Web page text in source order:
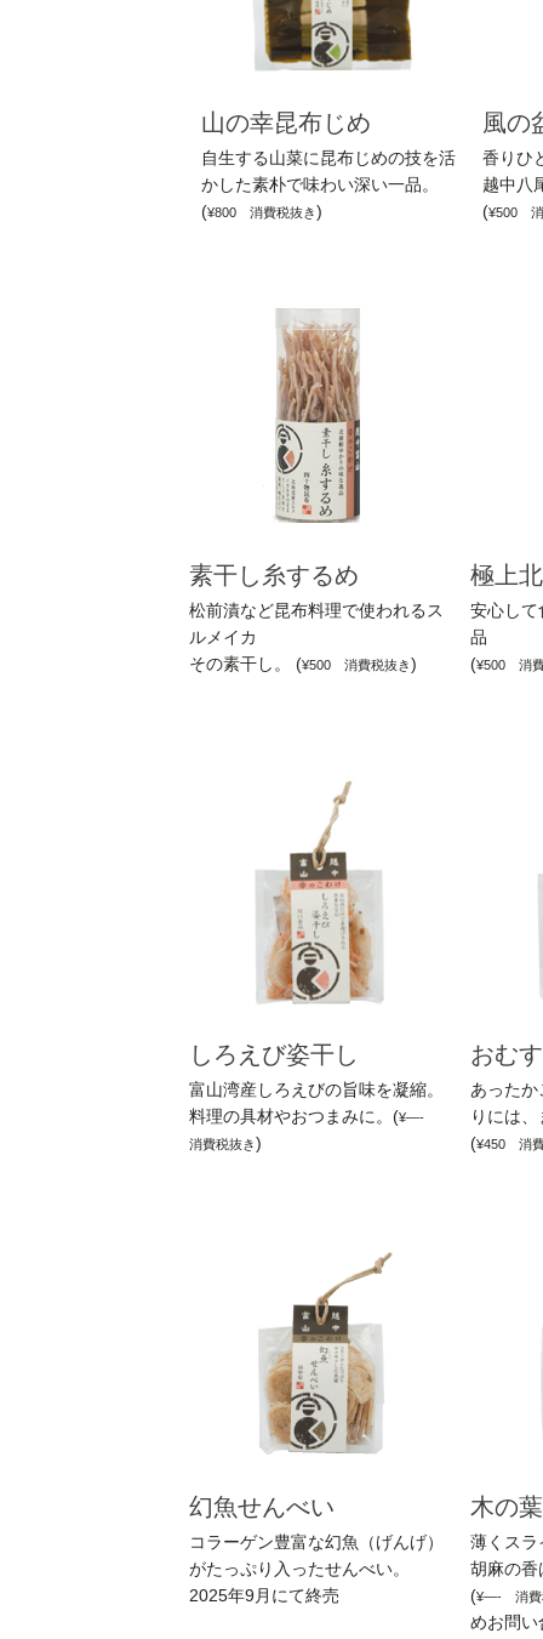
山の幸昆布じめ
自生する山菜に昆布じめの技を活
かした素朴で味わい深い一品。
(¥800 消費税抜き)
風の
香りひ
越中八
(¥500 消
素干し糸するめ
松前漬など昆布料理で使われるス
ルメイカ
その素干し。 (¥500 消費税抜き)
極上
安心して
品
(¥500 消
しろえび姿干し
富山湾産しろえびの旨味を凝縮。
料理の具材やおつまみに。(¥—-
消費税抜き)
おむ
あったか
りには
(¥450 消
幻魚せんべい
コラーゲン豊富な幻魚（げんげ）
がたっぷり入ったせんべい。
2025年9月にて終売
木の
薄くスラ
胡麻の香
(¥—- 消費
めお問い